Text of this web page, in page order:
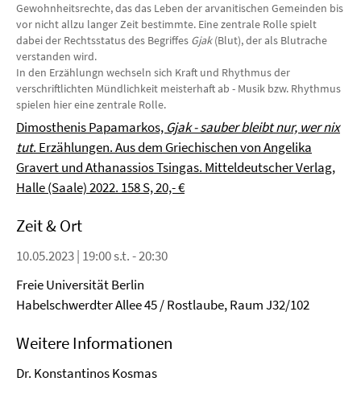
Gewohnheitsrechte, das das Leben der arvanitischen Gemeinden bis
vor nicht allzu langer Zeit bestimmte. Eine zentrale Rolle spielt
dabei der Rechtsstatus des Begriffes Gjak(Blut), der als Blutrache
verstanden wird.
In den Erzählungn wechseln sich Kraft und Rhythmus der
verschriftlichten Mündlichkeit meisterhaft ab - Musik bzw. Rhythmus
spielen hier eine zentrale Rolle.
Dimosthenis Papamarkos, Gjak - sauber bleibt nur, wer nix
tut. Erzählungen. Aus dem Griechischen von Angelika
Gravert und Athanassios Tsingas. Mitteldeutscher Verlag,
Halle (Saale) 2022. 158 S, 20,- €
Zeit & Ort
10.05.2023 | 19:00 s.t. - 20:30
Freie Universität Berlin
Habelschwerdter Allee 45 / Rostlaube, Raum J32/102
Weitere Informationen
Dr. Konstantinos Kosmas